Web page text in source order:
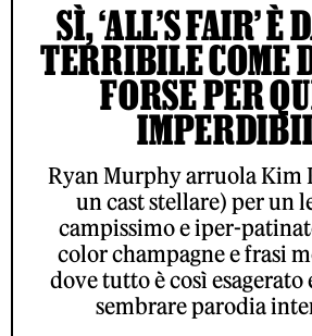
SÌ, ‘ALL’S FAIR’ È
TERRIBILE COME
FORSE PER
Ryan Murphy arruola Kim
un cast stellare) per un
campissimo e iper-
color champagne e frasi
dove tutto è così esagerato
sembrare parodia